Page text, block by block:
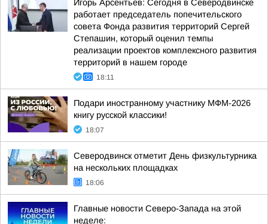
Игорь Арсентьев: Сегодня в Северодвинске
работает председатель попечительского
совета Фонда развития территорий Сергей
Степашин, который оценил темпы
реализации проектов комплексного развития
территорий в нашем городе
18:11
Подари иностранному участнику МФМ-2026
книгу русской классики!
18:07
Северодвинск отметит День физкультурника
на нескольких площадках
18:06
Главные новости Северо-Запада на этой
неделе: